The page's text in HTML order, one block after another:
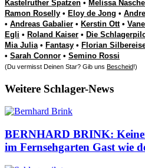
Kastelruther Spatzen • Melissa
Ramon Roselly • Eloy de Jong •
• Andreas Gabalier • Kerstin Ott•
Egli • Roland Kaiser • Die
Mia Julia• Fantasy • Florian
• Sarah Connor • Semino Rossi
(Du vermisst Deinen Star? Gib uns Bescheid!)
Weitere Schlager-News
BERNHARD BRINK:
im Fernsehgarten Gast wie